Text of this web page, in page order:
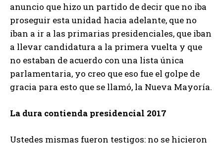
anuncio que hizo un partido de decir que no iba
proseguir esta unidad hacia adelante, que no
iban a ir a las primarias presidenciales, que iban
a llevar candidatura a la primera vuelta y que
no estaban de acuerdo con una lista única
parlamentaria, yo creo que eso fue el golpe de
gracia para esto que se llamó, la Nueva Mayoría.
La dura contienda presidencial 2017
Ustedes mismas fueron testigos: no se hicieron